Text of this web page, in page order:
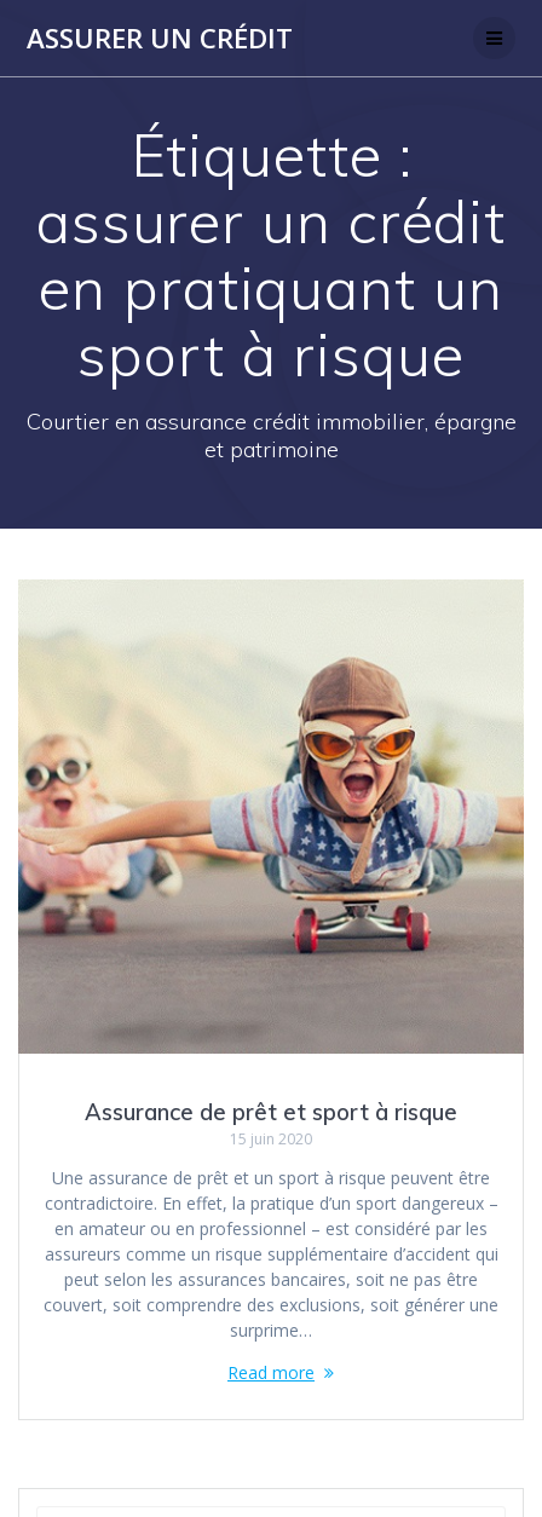
to
ASSURER UN CRÉDIT
Étiquette :
assurer un crédit
en pratiquant un
sport à risque
Courtier en assurance crédit immobilier, épargne
et patrimoine
Assurance de prêt et sport à risque
15 juin 2020
Une assurance de prêt et un sport à risque peuvent être
contradictoire. En effet, la pratique d’un sport dangereux –
en amateur ou en professionnel – est considéré par les
assureurs comme un risque supplémentaire d’accident qui
peut selon les assurances bancaires, soit ne pas être
couvert, soit comprendre des exclusions, soit générer une
surprime…
Read more